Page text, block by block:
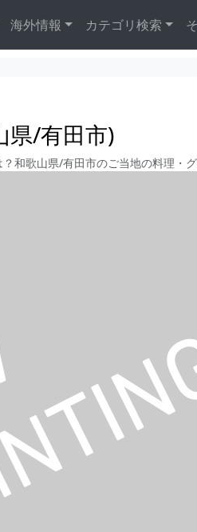
海外情報 カテゴリ検索
県/有田市)
和歌山県/有田市のご当地の料理・